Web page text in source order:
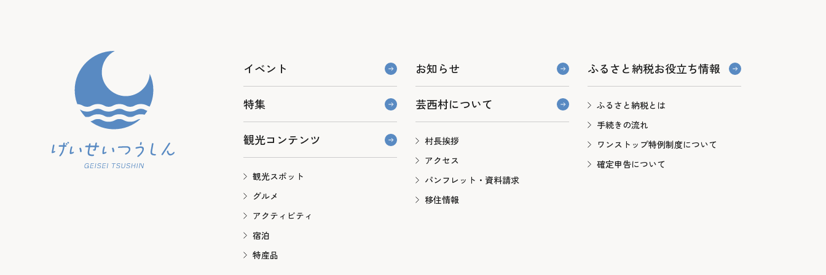
イベント
特集
観光コンテンツ
観光スポット
グルメ
アクティビティ
宿泊
特産品
お知らせ
芸西村について
村長挨拶
アクセス
パンフレット・資料請求
移住情報
ふるさと納税お役立ち情報
ふるさと納税とは
手続きの流れ
ワンストップ特例制度について
確定申告について